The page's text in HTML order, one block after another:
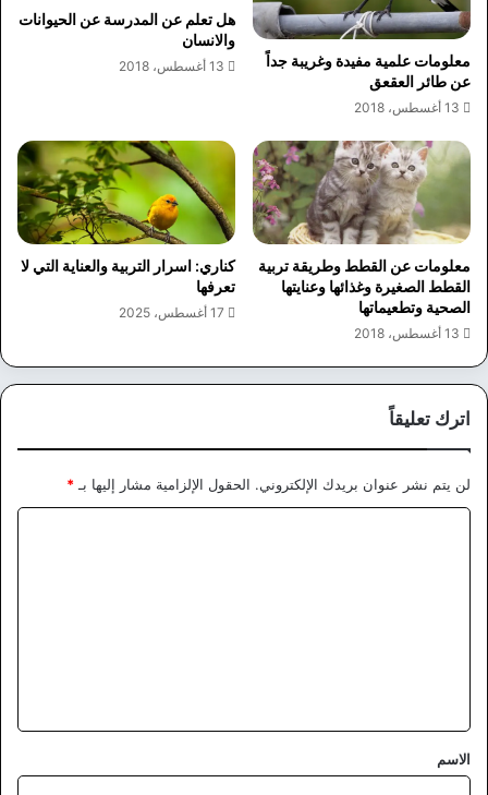
معلومات علمية مفيدة وغريبة جداً
عن طائر العقعق
13 أغسطس، 2018
هل تعلم عن المدرسة عن الحيوانات
والانسان
13 أغسطس، 2018
معلومات عن القطط وطريقة تربية
القطط الصغيرة وغذائها وعنايتها
الصحية وتطعيماتها
13 أغسطس، 2018
كناري: اسرار التربية والعناية التي لا
تعرفها
17 أغسطس، 2025
اترك تعليقاً
لن يتم نشر عنوان بريدك الإلكتروني. الحقول الإلزامية مشار إليها بـ*
*
الاسم